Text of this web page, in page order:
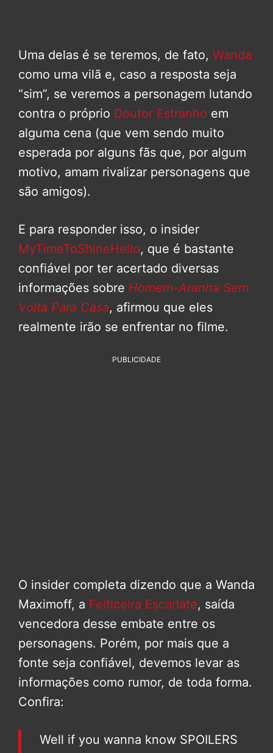
Uma delas é se teremos, de fato, Wanda
como uma vilã e, caso a resposta seja
“sim”, se veremos a personagem lutando
contra o próprio Doutor Estranho em
alguma cena (que vem sendo muito
esperada por alguns fãs que, por algum
motivo, amam rivalizar personagens que
são amigos).
E para responder isso, o insider
MyTimeToShineHello, que é bastante
confiável por ter acertado diversas
informações sobre Homem-Aranha Sem
Volta Para Casa, afirmou que eles
realmente irão se enfrentar no filme.
PUBLICIDADE
O insider completa dizendo que a Wanda
Maximoff, a Feiticeira Escarlate, saída
vencedora desse embate entre os
personagens. Porém, por mais que a
fonte seja confiável, devemos levar as
informações como rumor, de toda forma.
Confira:
Well if you wanna know SPOILERS